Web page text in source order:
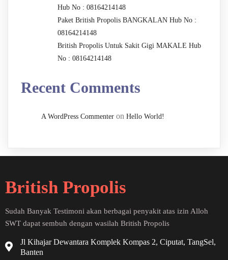
Hub No : 08164214148
Paket British Propolis BANGKALAN Hub No :
08164214148
British Propolis Untuk Sakit Gigi MAKALE Hub
No : 08164214148
Recent Comments
A WordPress Commenter on Hello World!
British Propolis
Sudah Banyak Testimoni akan berbagai penyakit atas izin Alloh
SWT dapat sembuh dengan wasilah British Propolis
Jl Kihajar Dewantara Komplek Kompas 2, Ciputat, TangSel,
Banten